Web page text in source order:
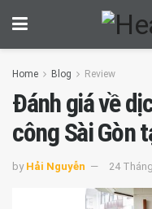
Home Blog Review
Đánh giá về
công Sài Gòn
by Hải Nguyễn 24